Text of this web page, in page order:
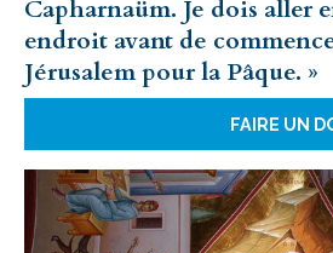
Capharnaüm. Je dois aller
endroit avant de
Jérusalem pour la Pâque. »
FAIRE UN